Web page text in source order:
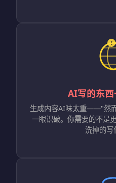
AI写的东
生成内容AI味太重——"然
一眼识破。你需要的不是
洗掉的写